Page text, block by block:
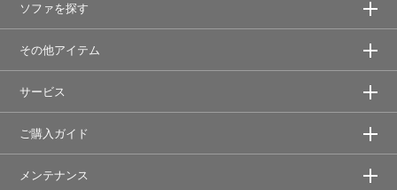
ソファを探す
その他アイテム
サービス
ご購入ガイド
メンテナンス